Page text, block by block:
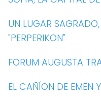
UN LUGAR
"PERPERIKON"
FORUM AUGUSTA
EL CAÑÍON DE EMEN